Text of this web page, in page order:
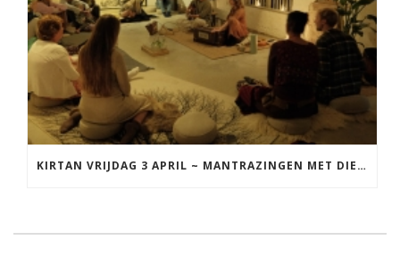
KIRTAN VRIJDAG 3 APRIL ~ MANTRAZINGEN MET DIEDERICK IN LEEUWARDEN